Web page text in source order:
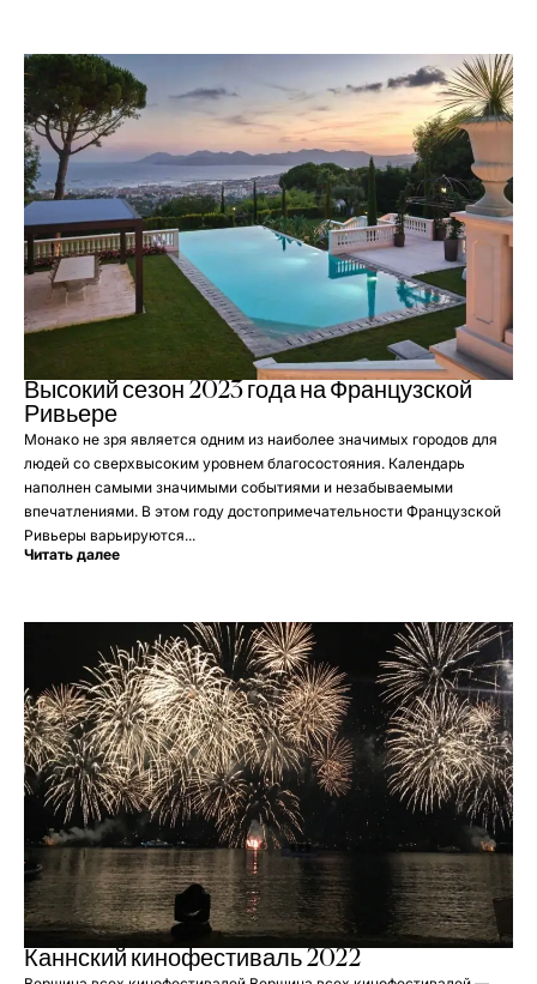
Высокий сезон 2023 года на Французской
Ривьере
Монако не зря является одним из наиболее значимых городов для
людей со сверхвысоким уровнем благосостояния. Календарь
наполнен самыми значимыми событиями и незабываемыми
впечатлениями. В этом году достопримечательности Французской
Ривьеры варьируются...
Читать далее
Каннский кинофестиваль 2022